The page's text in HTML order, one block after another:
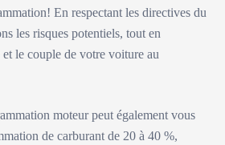
En respectant les directives du
les risques potentiels, tout en
le couple de votre voiture au
moteur peut également vous
de carburant de 20 à 40 %,